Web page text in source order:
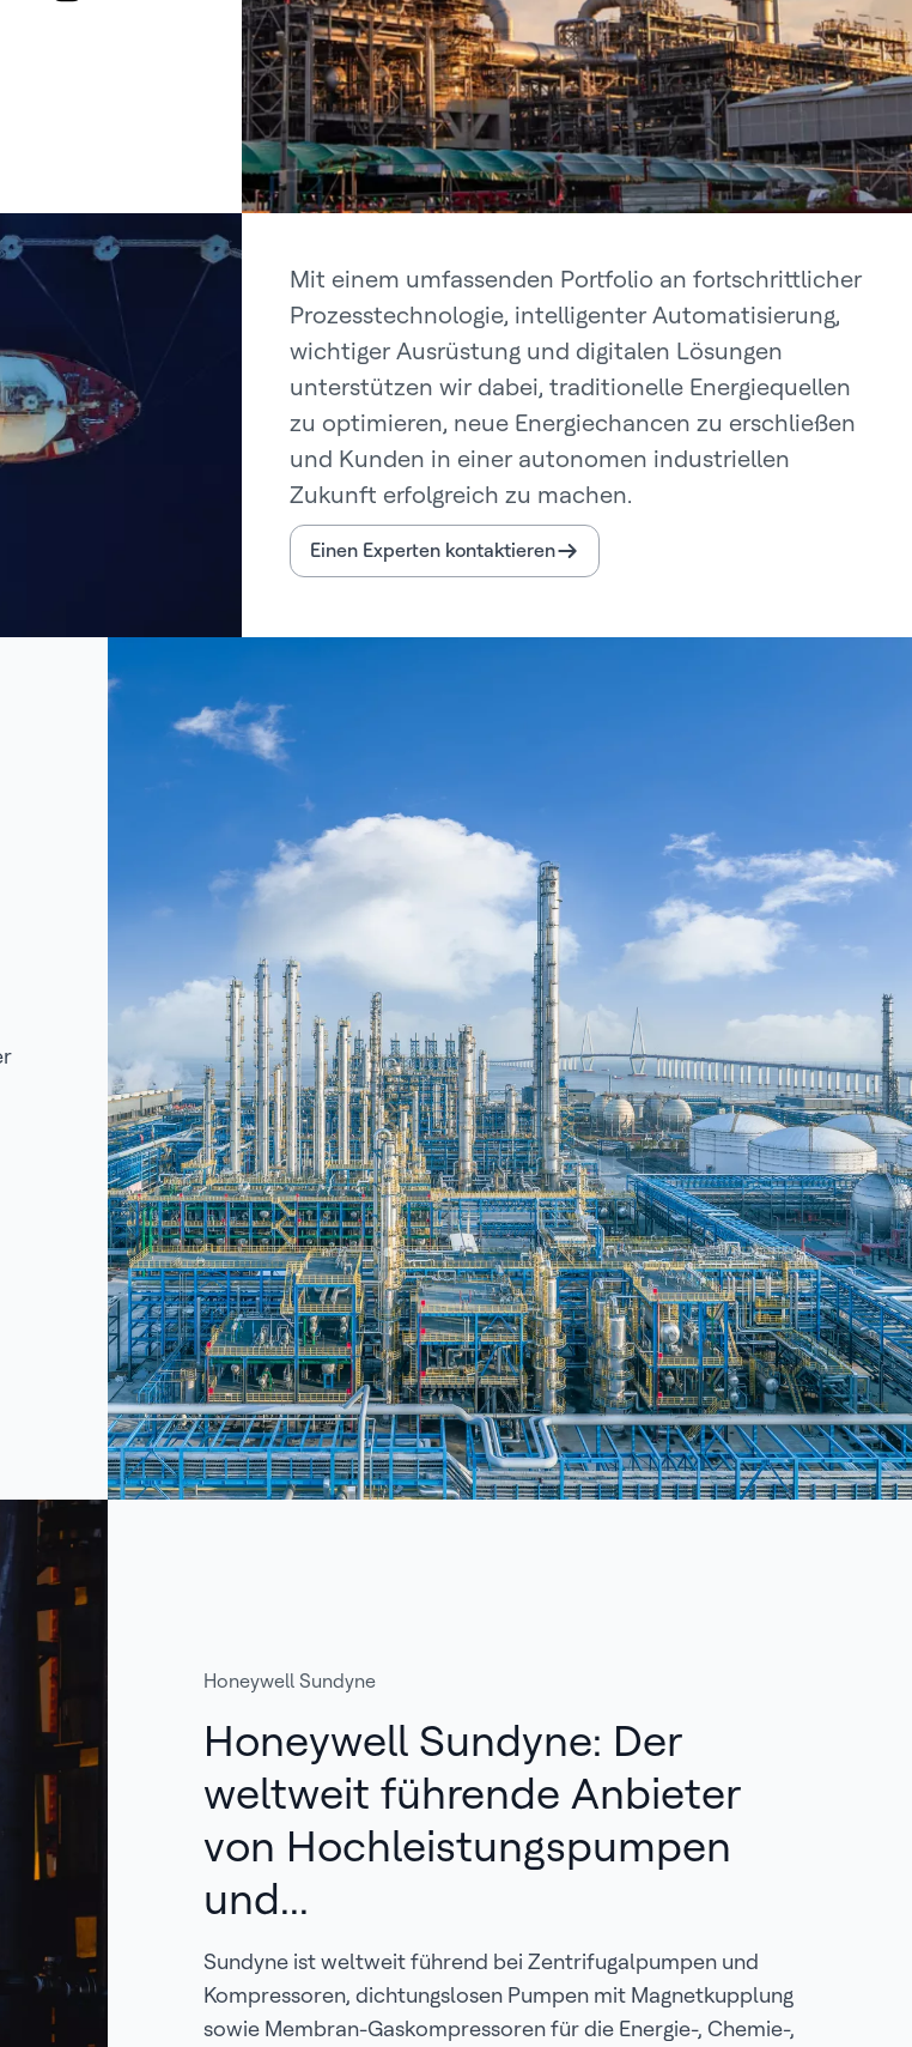
Mit einem umfassenden Portfolio an fortschrittlicher
Prozesstechnologie, intelligenter Automatisierung,
wichtiger Ausrüstung und digitalen Lösungen
unterstützen wir dabei, traditionelle Energiequellen
zu optimieren, neue Energiechancen zu erschließen
und Kunden in einer autonomen industriellen
Zukunft erfolgreich zu machen.
Einen Experten kontaktieren
Honeywell Sundyne
Honeywell Sundyne: Der
weltweit führende Anbieter
von Hochleistungspumpen
und...
Sundyne ist weltweit führend bei Zentrifugalpumpen und
Kompressoren, dichtungslosen Pumpen mit Magnetkupplung
sowie Membran-Gaskompressoren für die Energie-, Chemie-,